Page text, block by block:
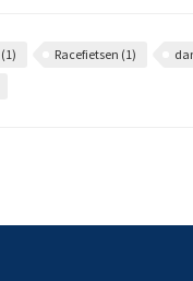
(1) Racefietsen (1)